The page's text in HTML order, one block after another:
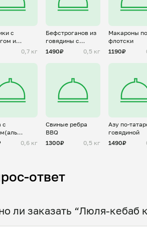
с
и
0,7 кг
Бефстроганов из
говядины с
грибами
1490₽ 0,5 кг
Макароны
флотски
1190₽
с
0,6 кг
Свиные ребра
BBQ
1300₽
0,5 кг
Азу по-
говядиной
1490₽
ответ
ли заказать “Люля-кебаб